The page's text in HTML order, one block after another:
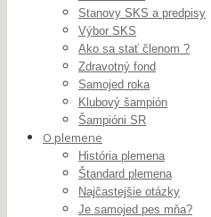
Stanovy SKS a predpisy
Výbor SKS
Ako sa stať členom ?
Zdravotný fond
Samojed roka
Klubový šampión
Šampióni SR
O plemene
História plemena
Štandard plemena
Najčastejšie otázky
Je samojed pes mňa?